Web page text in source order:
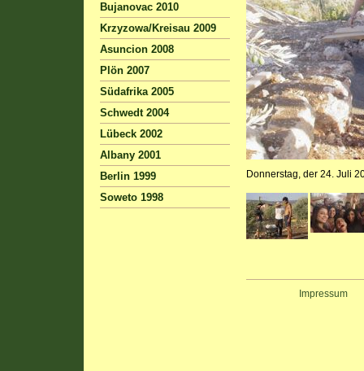
Bujanovac 2010
Krzyzowa/Kreisau 2009
Asuncion 2008
Plön 2007
Südafrika 2005
Schwedt 2004
Lübeck 2002
Albany 2001
Berlin 1999
Soweto 1998
Donnerstag, der 24. Juli
Impressum